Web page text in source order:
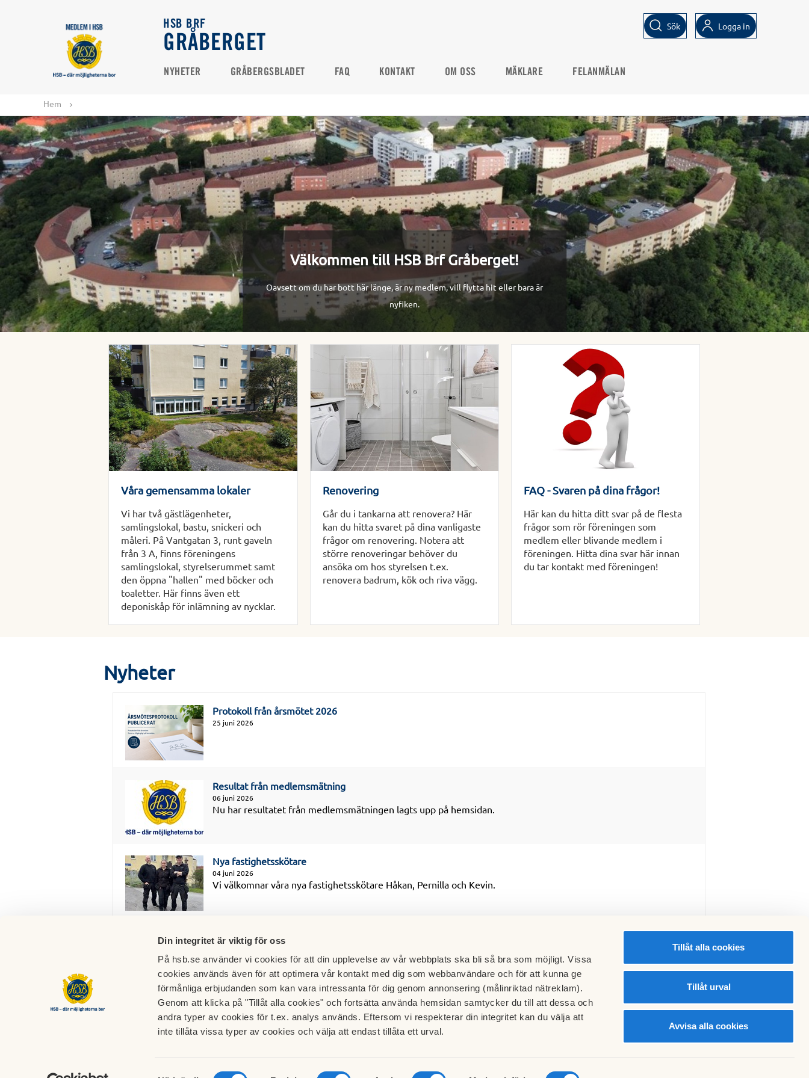
Din integritet är viktig för oss
På hsb.se använder vi cookies för att din upplevelse av vår webbplats ska bli så bra som möjligt. Vissa
cookies används även för att optimera vår kontakt med dig som webbanvändare och för att kunna ge
förmånliga erbjudanden som kan vara intressanta för dig genom annonsering (målinriktad nätreklam).
Genom att klicka på "Tillåt alla cookies" och fortsätta använda hemsidan samtycker du till att dessa och
andra typer av cookies för t.ex. analys används. Eftersom vi respekterar din integritet kan du välja att
inte tillåta vissa typer av cookies och välja att endast tillåta ett urval.
Samtyckesval
Tillåt alla cookies
Tillåt urval
Avvisa alla cookies
HSB BRF
GRÅBERGET
Sök Logga in
NYHETER GRÅBERGSBLADET FAQ KONTAKT OM OSS MÄKLARE FELANMÄLAN
Hem
Välkommen till HSB Brf Gråberget!
Oavsett om du har bott här länge, är ny medlem, vill flytta hit eller bara är
nyfiken.
Våra gemensamma lokaler
Vi har två gästlägenheter,
samlingslokal, bastu, snickeri och
måleri. På Vantgatan 3, runt gaveln
från 3 A, finns föreningens
samlingslokal, styrelserummet samt
den öppna "hallen" med böcker och
toaletter. Här finns även ett
deponiskåp för inlämning av nycklar.
Renovering
Går du i tankarna att renovera? Här
kan du hitta svaret på dina vanligaste
frågor om renovering. Notera att
större renoveringar behöver du
ansöka om hos styrelsen t.ex.
renovera badrum, kök och riva vägg.
FAQ - Svaren på dina frågor!
Här kan du hitta ditt svar på de flesta
frågor som rör föreningen som
medlem eller blivande medlem i
föreningen. Hitta dina svar här innan
du tar kontakt med föreningen!
Nyheter
Protokoll från årsmötet 2026
25 juni 2026
Resultat från medlemsmätning
06 juni 2026
Nu har resultatet från medlemsmätningen lagts upp på hemsidan.
Nya fastighetsskötare
04 juni 2026
Vi välkomnar våra nya fastighetsskötare Håkan, Pernilla och Kevin.